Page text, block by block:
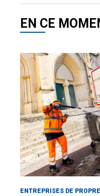
EN CE
ENTREPRISES DE